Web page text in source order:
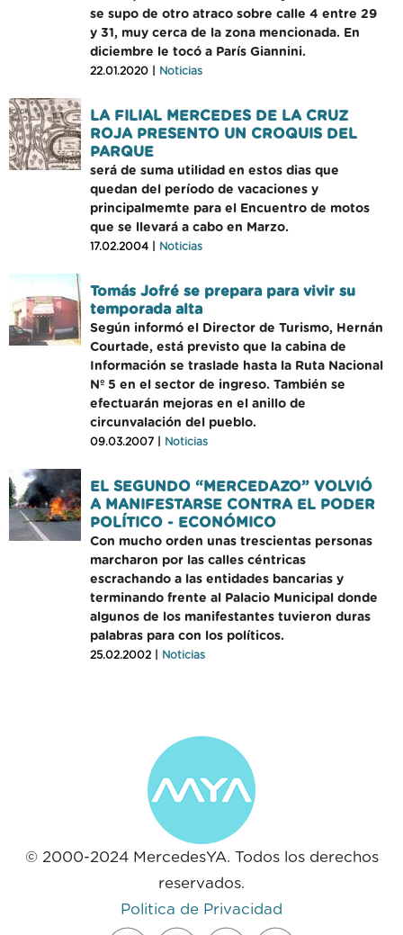
se supo de otro atraco sobre calle 4 entre 29
y 31, muy cerca de la zona mencionada. En
diciembre le tocó a París Giannini.
22.01.2020 | Noticias
LA FILIAL MERCEDES DE LA CRUZ
ROJA PRESENTO UN CROQUIS DEL
PARQUE
será de suma utilidad en estos dias que
quedan del período de vacaciones y
principalmemte para el Encuentro de motos
que se llevará a cabo en Marzo.
17.02.2004 | Noticias
Tomás Jofré se prepara para vivir su
temporada alta
Según informó el Director de Turismo, Hernán
Courtade, está previsto que la cabina de
Información se traslade hasta la Ruta Nacional
Nº 5 en el sector de ingreso. También se
efectuarán mejoras en el anillo de
circunvalación del pueblo.
09.03.2007 | Noticias
EL SEGUNDO “MERCEDAZO” VOLVIÓ
A MANIFESTARSE CONTRA EL PODER
POLÍTICO - ECONÓMICO
Con mucho orden unas trescientas personas
marcharon por las calles céntricas
escrachando a las entidades bancarias y
terminando frente al Palacio Municipal donde
algunos de los manifestantes tuvieron duras
palabras para con los políticos.
25.02.2002 | Noticias
© 2000-2024 MercedesYA. Todos los derechos
reservados.
Politica de Privacidad